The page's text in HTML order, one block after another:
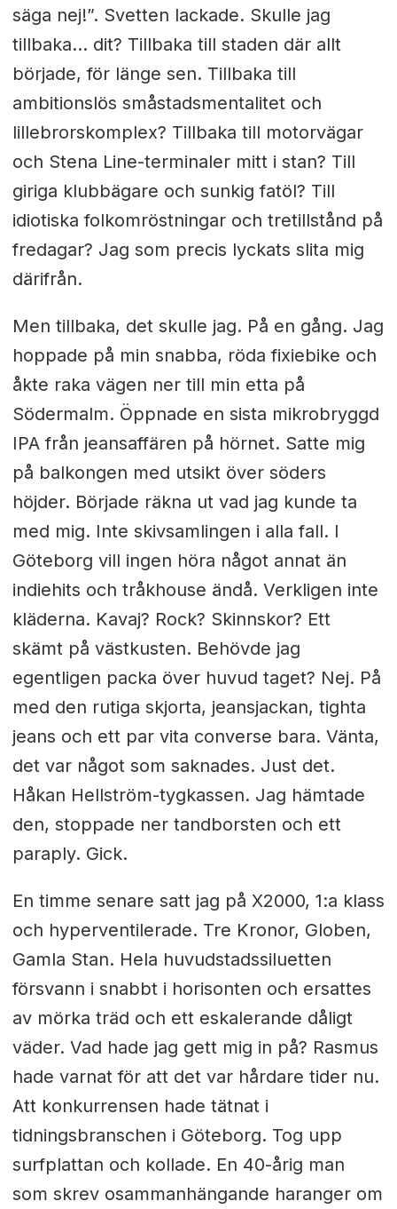
säga nej!”. Svetten lackade. Skulle jag
tillbaka… dit? Tillbaka till staden där allt
började, för länge sen. Tillbaka till
ambitionslös småstadsmentalitet och
lillebrorskomplex? Tillbaka till motorvägar
och Stena Line-terminaler mitt i stan? Till
giriga klubbägare och sunkig fatöl? Till
idiotiska folkomröstningar och tretillstånd på
fredagar? Jag som precis lyckats slita mig
därifrån.
Men tillbaka, det skulle jag. På en gång. Jag
hoppade på min snabba, röda fixiebike och
åkte raka vägen ner till min etta på
Södermalm. Öppnade en sista mikrobryggd
IPA från jeansaffären på hörnet. Satte mig
på balkongen med utsikt över söders
höjder. Började räkna ut vad jag kunde ta
med mig. Inte skivsamlingen i alla fall. I
Göteborg vill ingen höra något annat än
indiehits och tråkhouse ändå. Verkligen inte
kläderna. Kavaj? Rock? Skinnskor? Ett
skämt på västkusten. Behövde jag
egentligen packa över huvud taget? Nej. På
med den rutiga skjorta, jeansjackan, tighta
jeans och ett par vita converse bara. Vänta,
det var något som saknades. Just det.
Håkan Hellström-tygkassen. Jag hämtade
den, stoppade ner tandborsten och ett
paraply. Gick.
En timme senare satt jag på X2000, 1:a klass
och hyperventilerade. Tre Kronor, Globen,
Gamla Stan. Hela huvudstadssiluetten
försvann i snabbt i horisonten och ersattes
av mörka träd och ett eskalerande dåligt
väder. Vad hade jag gett mig in på? Rasmus
hade varnat för att det var hårdare tider nu.
Att konkurrensen hade tätnat i
tidningsbranschen i Göteborg. Tog upp
surfplattan och kollade. En 40-årig man
som skrev osammanhängande haranger om